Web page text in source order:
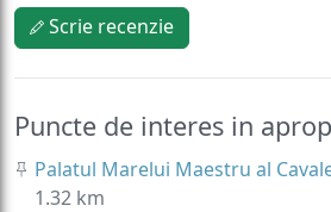
Scrie recenzie
Puncte de interes in
Palatul Marelui Maestru al
1.32 km